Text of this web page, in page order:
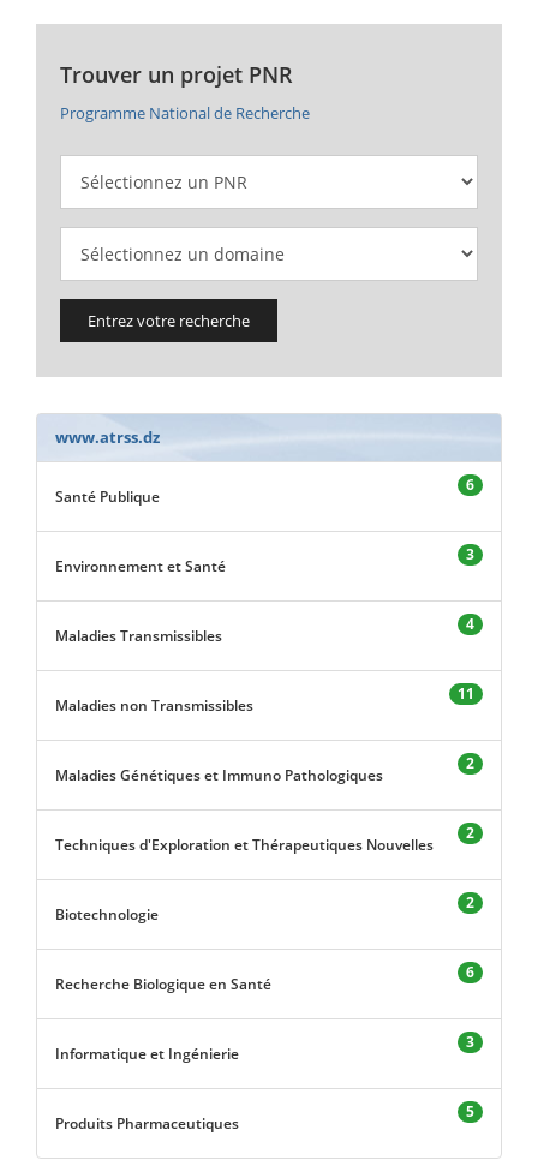
Trouver un projet PNR
Programme National de Recherche
Entrez votre recherche
www.atrss.dz
6
Santé Publique
3
Environnement et Santé
4
Maladies Transmissibles
11
Maladies non Transmissibles
2
Maladies Génétiques et Immuno Pathologiques
2
Techniques d'Exploration et Thérapeutiques Nouvelles
2
Biotechnologie
6
Recherche Biologique en Santé
3
Informatique et Ingénierie
5
Produits Pharmaceutiques